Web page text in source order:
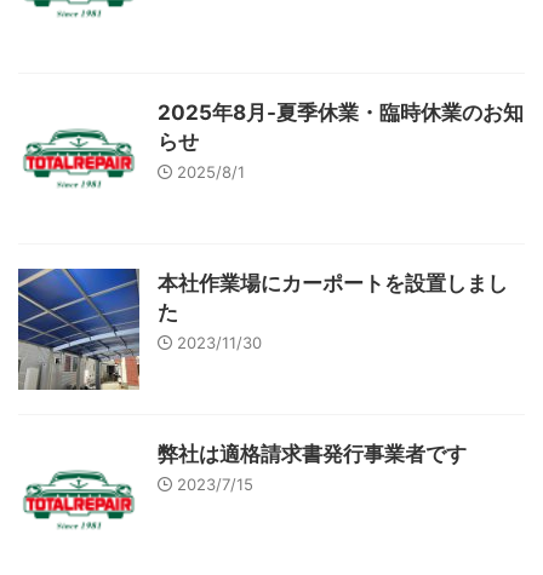
2025年8月-夏季休業・臨時休業のお知
らせ
2025/8/1
本社作業場にカーポートを設置しまし
た
2023/11/30
弊社は適格請求書発行事業者です
2023/7/15